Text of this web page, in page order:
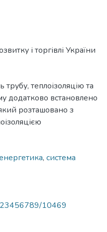
і торгівлі України
трубу, теплоізоляцію та
додатково встановлено
розташовано з
, система
10469